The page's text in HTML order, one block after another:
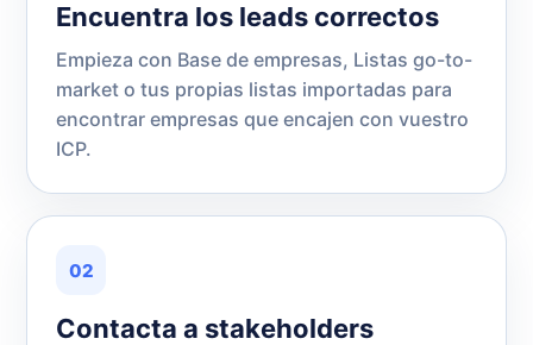
Encuentra los leads correctos
Empieza con Base de empresas, Listas go-to-
market o tus propias listas importadas para
encontrar empresas que encajen con vuestro
ICP.
02
Contacta a stakeholders